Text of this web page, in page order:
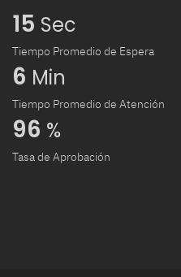
Tiempo Promedio de Espera
15 Sec
Tiempo Promedio de Atención
6 Min
Tasa de Aprobación
96 %